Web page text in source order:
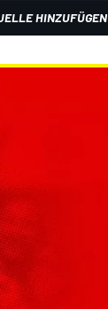
HINZUFÜGEN